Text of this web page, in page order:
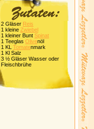
2 Gläser Reis
1 kleine Zwiebel
1 kleiner Bunt Spinat
1 Teeglas Olivenöl
1 KL Tomatenmark
1 Kl Salz
3 ½ Gläser Wasser oder
Fleischbrühe